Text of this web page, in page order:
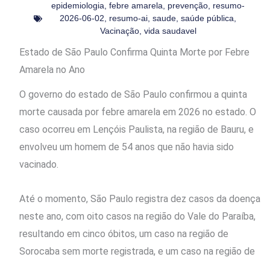
epidemiologia, febre amarela, prevenção, resumo-
2026-06-02, resumo-ai, saude, saúde pública,
Vacinação, vida saudavel
Estado de São Paulo Confirma Quinta Morte por Febre
Amarela no Ano
O governo do estado de São Paulo confirmou a quinta
morte causada por febre amarela em 2026 no estado. O
caso ocorreu em Lençóis Paulista, na região de Bauru, e
envolveu um homem de 54 anos que não havia sido
vacinado.
Até o momento, São Paulo registra dez casos da doença
neste ano, com oito casos na região do Vale do Paraíba,
resultando em cinco óbitos, um caso na região de
Sorocaba sem morte registrada, e um caso na região de